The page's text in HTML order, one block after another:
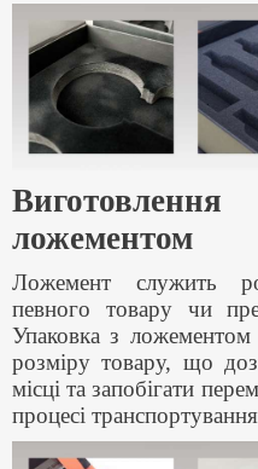
ложементом
Ложемент служить
певного товару чи
Упаковка з ложементом
розміру товару, що
місці та запобігати
процесі